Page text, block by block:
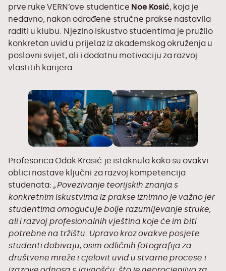
prve ruke VERN’ove studentice Noe Kosić, koja je
nedavno, nakon odrađene stručne prakse nastavila
raditi u klubu. Njezino iskustvo studentima je pružilo
konkretan uvid u prijelaz iz akademskog okruženja u
poslovni svijet, ali i dodatnu motivaciju za razvoj
vlastitih karijera.
Profesorica Odak Krasić je istaknula kako su ovakvi
oblici nastave ključni za razvoj kompetencija
studenata: „Povezivanje teorijskih znanja s
konkretnim iskustvima iz prakse iznimno je važno jer
studentima omogućuje bolje razumijevanje struke,
ali i razvoj profesionalnih vještina koje će im biti
potrebne na tržištu. Upravo kroz ovakve posjete
studenti dobivaju, osim odličnih fotografija za
društvene mreže i cjelovit uvid u stvarne procese i